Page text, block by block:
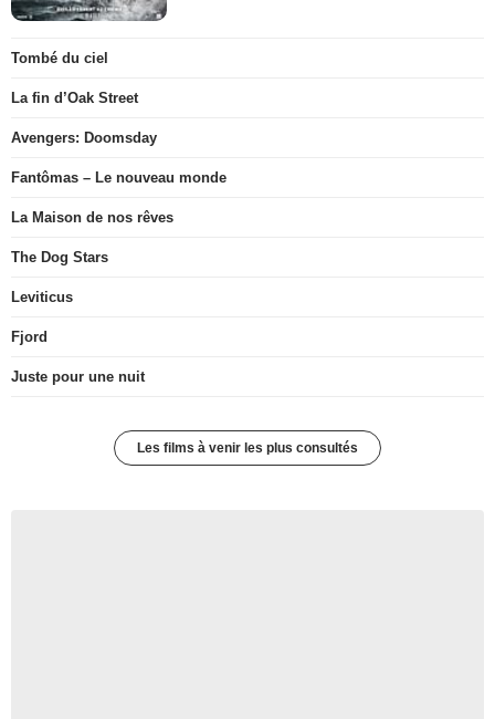
Tombé du ciel
La fin d’Oak Street
Avengers: Doomsday
Fantômas – Le nouveau monde
La Maison de nos rêves
The Dog Stars
Leviticus
Fjord
Juste pour une nuit
Les films à venir les plus consultés